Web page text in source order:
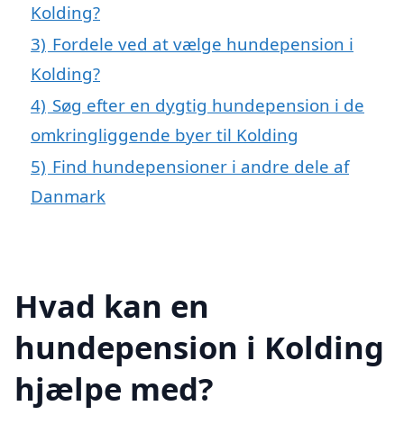
Kolding?
3) Fordele ved at vælge hundepension i
Kolding?
4) Søg efter en dygtig hundepension i de
omkringliggende byer til Kolding
5) Find hundepensioner i andre dele af
Danmark
Hvad kan en
hundepension i Kolding
hjælpe med?